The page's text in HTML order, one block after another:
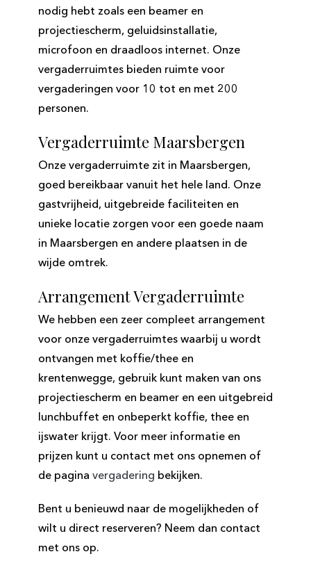
nodig hebt zoals een beamer en
projectiescherm, geluidsinstallatie,
microfoon en draadloos internet. Onze
vergaderruimtes bieden ruimte voor
vergaderingen voor 10 tot en met 200
personen.
Vergaderruimte Maarsbergen
Onze vergaderruimte zit in Maarsbergen,
goed bereikbaar vanuit het hele land. Onze
gastvrijheid, uitgebreide faciliteiten en
unieke locatie zorgen voor een goede naam
in Maarsbergen en andere plaatsen in de
wijde omtrek.
Arrangement Vergaderruimte
We hebben een zeer compleet arrangement
voor onze vergaderruimtes waarbij u wordt
ontvangen met koffie/thee en
krentenwegge, gebruik kunt maken van ons
projectiescherm en beamer en een uitgebreid
lunchbuffet en onbeperkt koffie, thee en
ijswater krijgt. Voor meer informatie en
prijzen kunt u contact met ons opnemen of
de pagina vergadering bekijken.
Bent u benieuwd naar de mogelijkheden of
wilt u direct reserveren? Neem dan contact
met ons op.